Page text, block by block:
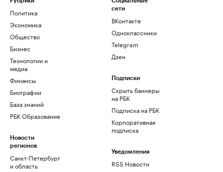
Политика
Экономика
Общество
Бизнес
Технологии и
медиа
Финансы
Биографии
База знаний
РБК Образование
Новости
регионов
Санкт-Петербург
и область
сети
ВКонтакте
Одноклассники
Telegram
Дзен
Подписки
Скрыть баннеры
на РБК
Подписка на РБК
Корпоративная
подписка
Уведомления
RSS Новости